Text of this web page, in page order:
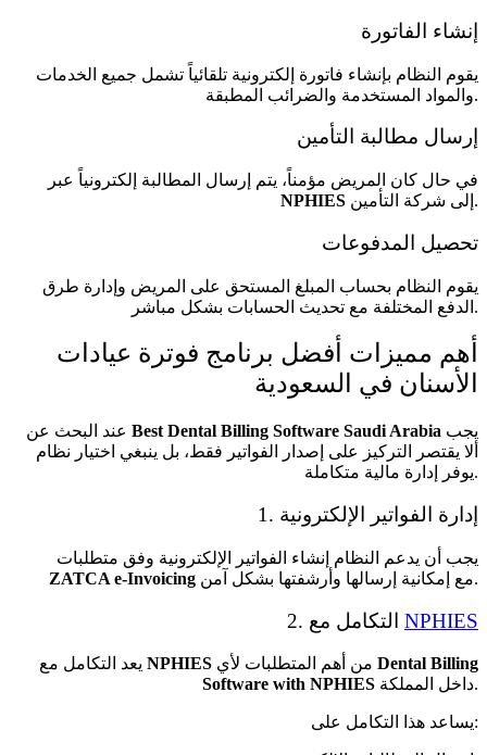
إنشاء الفاتورة
يقوم النظام بإنشاء فاتورة إلكترونية تلقائياً تشمل جميع الخدمات
والمواد المستخدمة والضرائب المطبقة.
إرسال مطالبة التأمين
في حال كان المريض مؤمناً، يتم إرسال المطالبة إلكترونياً عبر
NPHIES
إلى شركة التأمين.
تحصيل المدفوعات
يقوم النظام بحساب المبلغ المستحق على المريض وإدارة طرق
الدفع المختلفة مع تحديث الحسابات بشكل مباشر.
أهم مميزات أفضل برنامج فوترة عيادات
الأسنان في السعودية
Best Dental Billing Software Saudi Arabia
ألا يقتصر التركيز على إصدار الفواتير فقط، بل ينبغي اختيار نظام
يوفر إدارة مالية متكاملة.
1. إدارة الفواتير الإلكترونية
يجب أن يدعم النظام إنشاء الفواتير الإلكترونية وفق متطلبات
ZATCA e-Invoicing
مع إمكانية إرسالها وأرشفتها بشكل آمن.
NPHIES
NPHIES
Dental Billing
Software with NPHIES
داخل المملكة.
يساعد هذا التكامل على: